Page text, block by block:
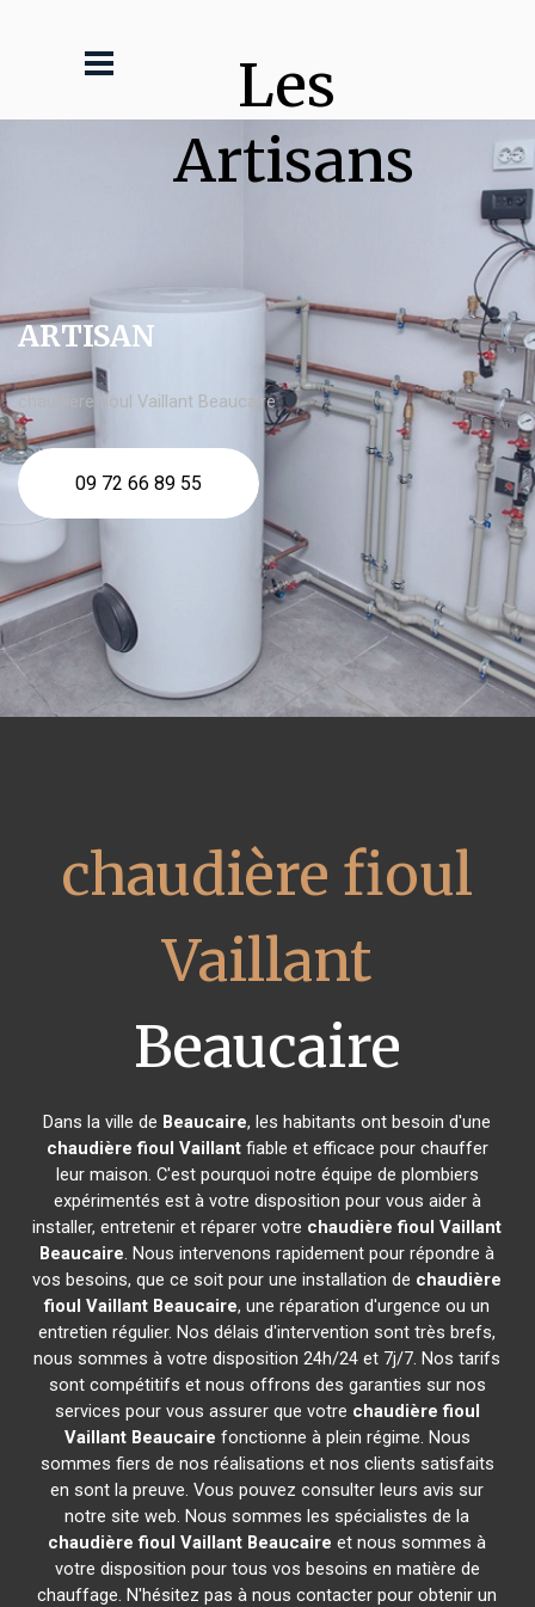
Les
Artisans
ARTISAN
chaudière fioul Vaillant Beaucaire
09 72 66 89 55
chaudière fioul
Vaillant
Beaucaire
Dans la ville de Beaucaire, les habitants ont besoin d'une
chaudière fioul Vaillantfiable et efficace pour chauffer
leur maison. C'est pourquoi notre équipe de plombiers
expérimentés est à votre disposition pour vous aider à
installer, entretenir et réparer votre chaudière fioul Vaillant
Beaucaire. Nous intervenons rapidement pour répondre à
vos besoins, que ce soit pour une installation de chaudière
fioul Vaillant Beaucaire, une réparation d'urgence ou un
entretien régulier. Nos délais d'intervention sont très brefs,
nous sommes à votre disposition 24h/24 et 7j/7. Nos tarifs
sont compétitifs et nous offrons des garanties sur nos
services pour vous assurer que votre chaudière fioul
Vaillant Beaucaire fonctionne à plein régime. Nous
sommes fiers de nos réalisations et nos clients satisfaits
en sont la preuve. Vous pouvez consulter leurs avis sur
notre site web. Nous sommes les spécialistes de la
chaudière fioul Vaillant Beaucaire et nous sommes à
votre disposition pour tous vos besoins en matière de
chauffage. N'hésitez pas à nous contacter pour obtenir un